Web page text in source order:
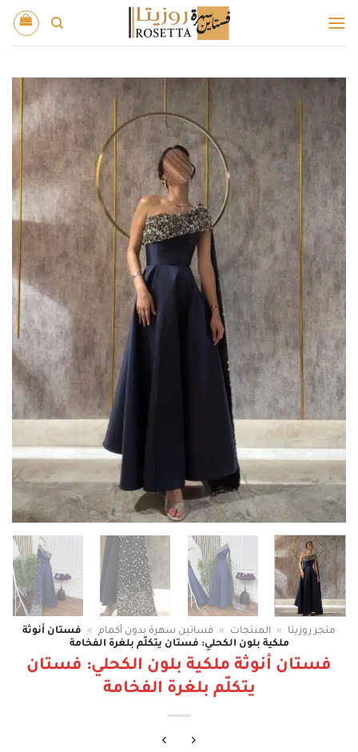
للمحتوى
متجر روزيتا » المنتجات » فساتين سهرة بدون أكمام »
فستان أنوثة
ملكية بلون الكحلي: فستان يتكلّم بلغرة الفخامة
فستان أنوثة ملكية بلون الكحلي: فستان
يتكلّم بلغرة الفخامة